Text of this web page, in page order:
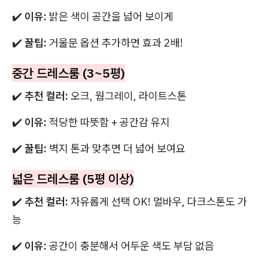
✔️ 이유: 밝은 색이 공간을 넓어 보이게
✔️ 꿀팁: 거울문 옵션 추가하면 효과 2배!
중간 드레스룸 (3~5평)
✔️ 추천 컬러: 오크, 웜그레이, 라이트스톤
✔️ 이유: 적당한 따뜻함 + 공간감 유지
✔️ 꿀팁: 벽지 톤과 맞추면 더 넓어 보여요
넓은 드레스룸 (5평 이상)
✔️ 추천 컬러: 자유롭게 선택 OK! 멀바우, 다크스톤도 가
능
✔️ 이유: 공간이 충분해서 어두운 색도 부담 없음